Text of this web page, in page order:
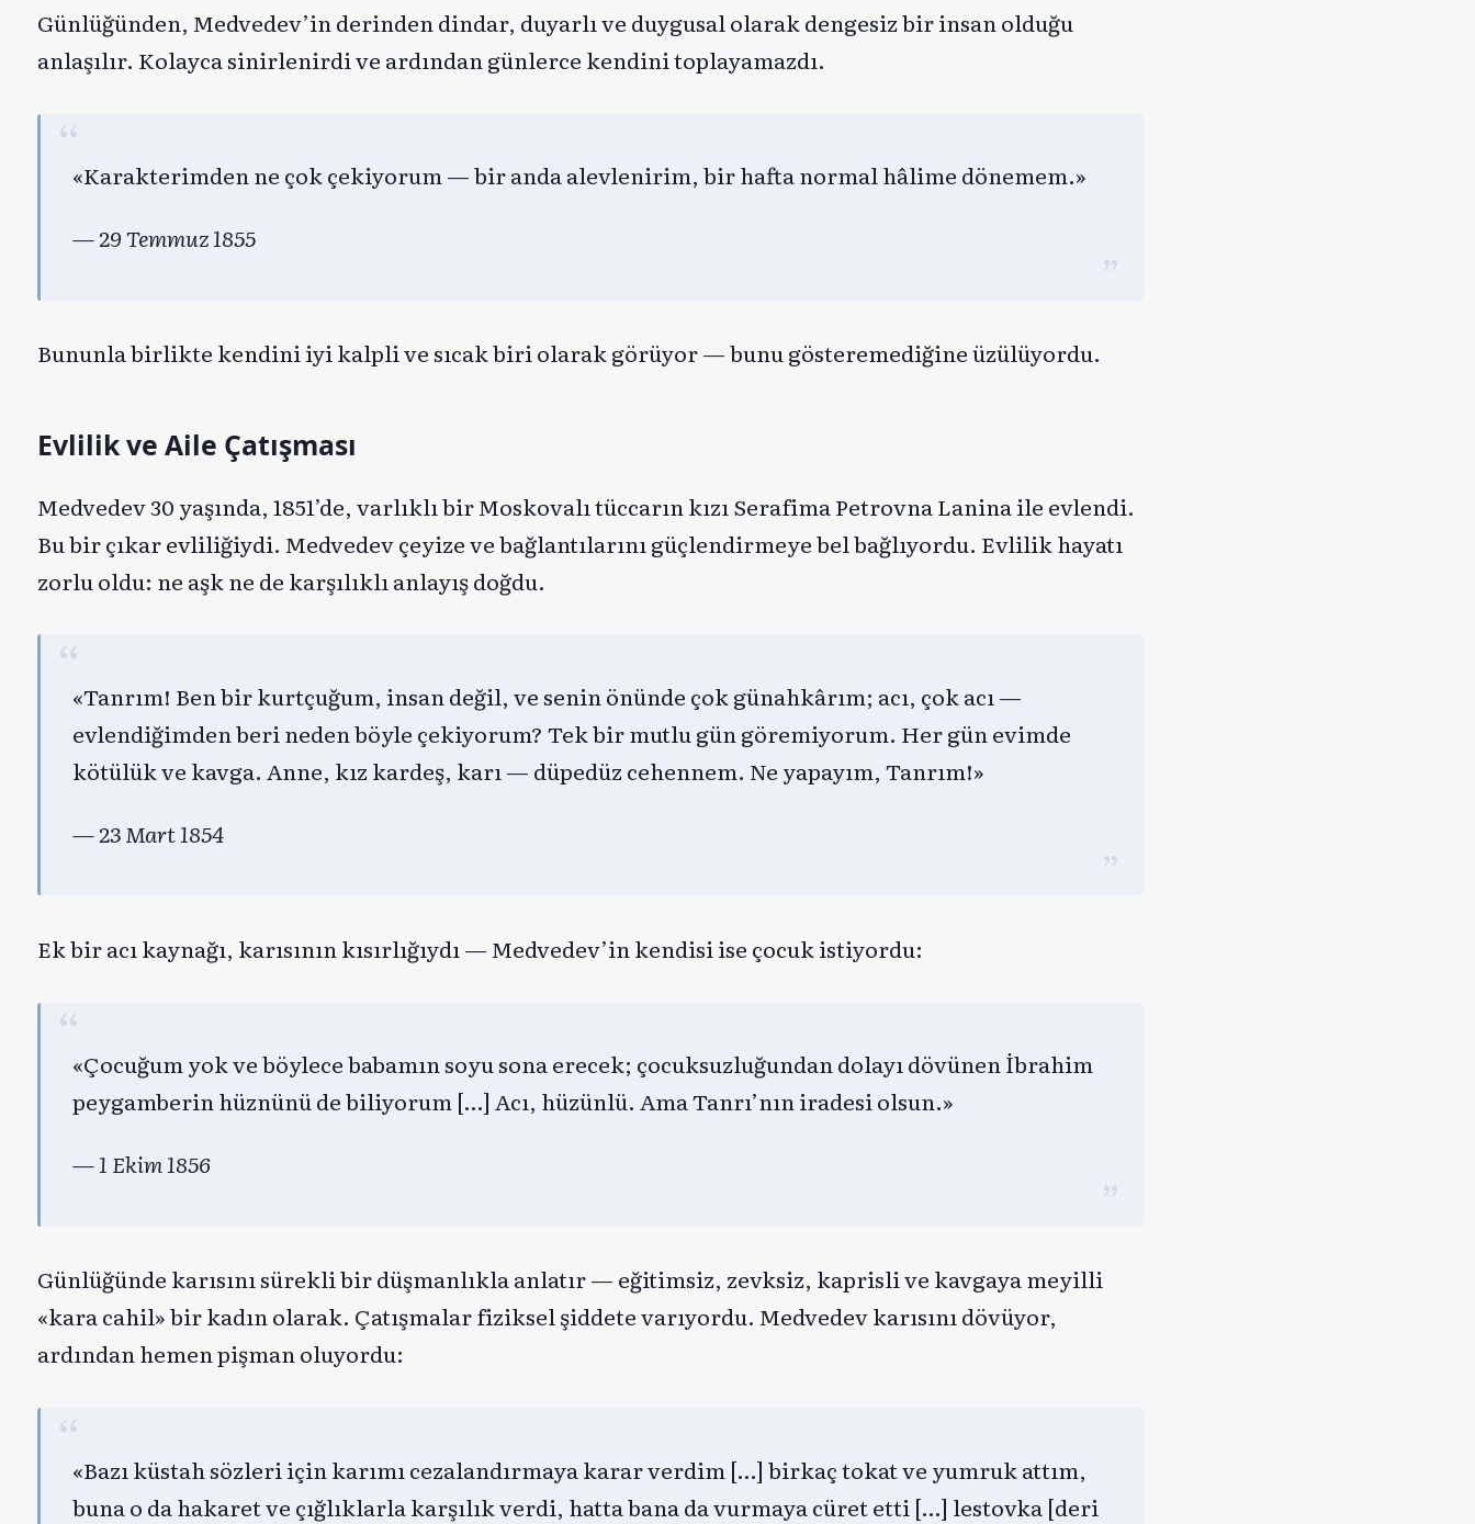
Günlüğünden, Medvedev’in derinden dindar, duyarlı ve duygusal olarak dengesiz bir insan olduğu
anlaşılır. Kolayca sinirlenirdi ve ardından günlerce kendini toplayamazdı.
«Karakterimden ne çok çekiyorum — bir anda alevlenirim, bir hafta normal hâlime dönemem.»
— 29 Temmuz 1855
Bununla birlikte kendini iyi kalpli ve sıcak biri olarak görüyor — bunu gösteremediğine üzülüyordu.
Evlilik ve Aile Çatışması
Medvedev 30 yaşında, 1851’de, varlıklı bir Moskovalı tüccarın kızı Serafima Petrovna Lanina ile evlendi.
Bu bir çıkar evliliğiydi. Medvedev çeyize ve bağlantılarını güçlendirmeye bel bağlıyordu. Evlilik hayatı
zorlu oldu: ne aşk ne de karşılıklı anlayış doğdu.
«Tanrım! Ben bir kurtçuğum, insan değil, ve senin önünde çok günahkârım; acı, çok acı —
evlendiğimden beri neden böyle çekiyorum? Tek bir mutlu gün göremiyorum. Her gün evimde
kötülük ve kavga. Anne, kız kardeş, karı — düpedüz cehennem. Ne yapayım, Tanrım!»
— 23 Mart 1854
Ek bir acı kaynağı, karısının kısırlığıydı — Medvedev’in kendisi ise çocuk istiyordu:
«Çocuğum yok ve böylece babamın soyu sona erecek; çocuksuzluğundan dolayı dövünen İbrahim
peygamberin hüznünü de biliyorum […] Acı, hüzünlü. Ama Tanrı’nın iradesi olsun.»
— 1 Ekim 1856
Günlüğünde karısını sürekli bir düşmanlıkla anlatır — eğitimsiz, zevksiz, kaprisli ve kavgaya meyilli
«kara cahil» bir kadın olarak. Çatışmalar fiziksel şiddete varıyordu. Medvedev karısını dövüyor,
ardından hemen pişman oluyordu:
«Bazı küstah sözleri için karımı cezalandırmaya karar verdim […] birkaç tokat ve yumruk attım,
buna o da hakaret ve çığlıklarla karşılık verdi, hatta bana da vurmaya cüret etti […] lestovka [deri